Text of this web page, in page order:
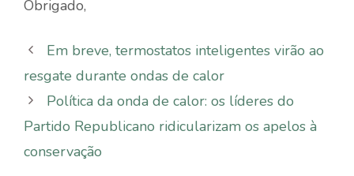
Obrigado,
Em breve, termostatos inteligentes virão ao
resgate durante ondas de calor
Política da onda de calor: os líderes do
Partido Republicano ridicularizam os apelos à
conservação